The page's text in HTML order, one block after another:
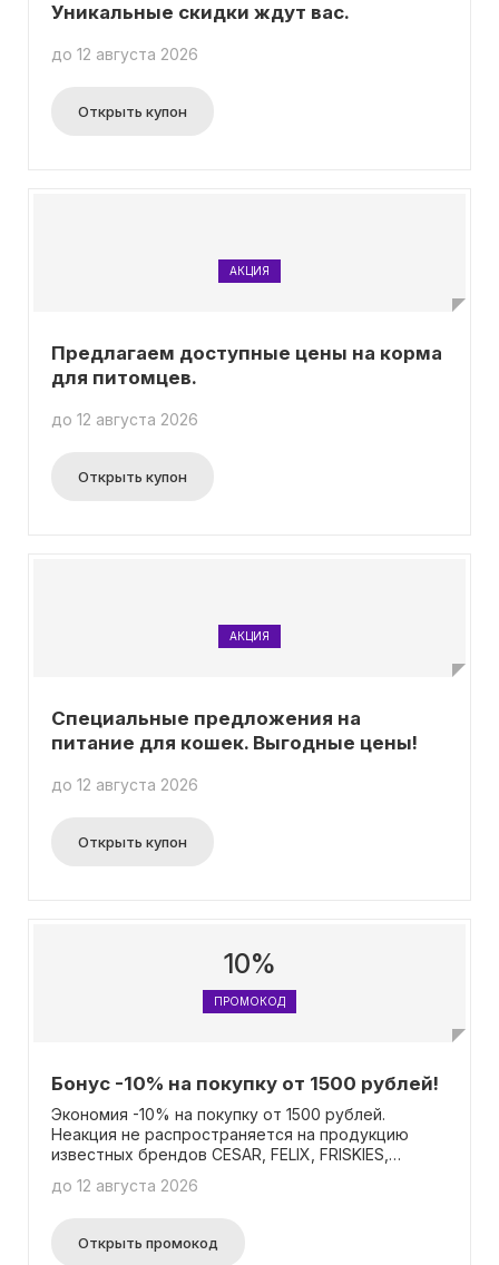
Уникальные скидки ждут вас.
до 12 августа 2026
Открыть купон
АКЦИЯ
Предлагаем доступные цены на корма
для питомцев.
до 12 августа 2026
Открыть купон
АКЦИЯ
Специальные предложения на
питание для кошек. Выгодные цены!
до 12 августа 2026
Открыть купон
10%
ПРОМОКОД
Бонус -10% на покупку от 1500 рублей!
Экономия -10% на покупку от 1500 рублей.
Неакция не распространяется на продукцию
известных брендов CESAR, FELIX, FRISKIES,
PEDIGREE, PERFECT FIT, SHEBA, WHISKAS, MAGNET
Pro Plan. Бонусные баллы за участие в акции не
начисляются. Сумма покупки засчитывается на
до 12 августа 2026
Открыть промокод